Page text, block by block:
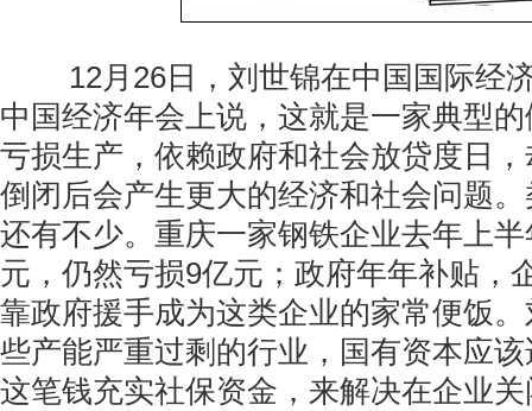
12月26日，刘世锦在中国国际经
中国经济年会上说，这就是一家典型
亏损生产，依赖政府和社会放贷度日
倒闭后会产生更大的经济和社会问题。
还有不少。重庆一家钢铁企业去年上
元，仍然亏损9亿元；政府年年补贴，
靠政府援手成为这类企业的家常便饭
些产能严重过剩的行业，国有资本应
这笔钱充实社保资金，来解决在企业